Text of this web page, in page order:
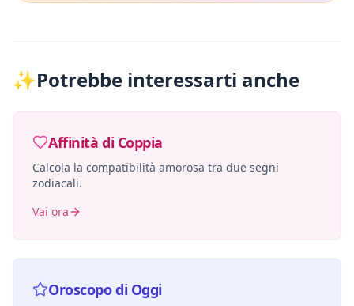
✨Potrebbe interessarti anche
Affinità di Coppia
Calcola la compatibilità amorosa tra due segni
zodiacali.
Vai ora
Oroscopo di Oggi